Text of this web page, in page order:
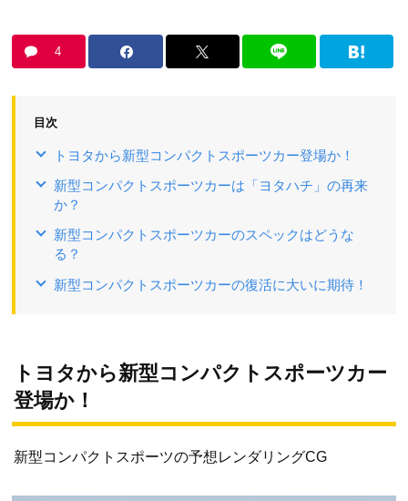
4
目次
トヨタから新型コンパクトスポーツカー登場か！
新型コンパクトスポーツカーは「ヨタハチ」の再来
か？
新型コンパクトスポーツカーのスペックはどうな
る？
新型コンパクトスポーツカーの復活に大いに期待！
トヨタから新型コンパクトスポーツカー
登場か！
新型コンパクトスポーツの予想レンダリングCG